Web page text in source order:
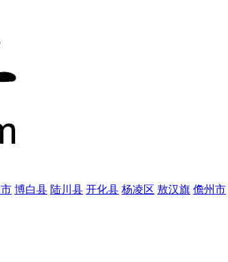
博白县 陆川县 开化县 杨凌区 敖汉旗 儋州市